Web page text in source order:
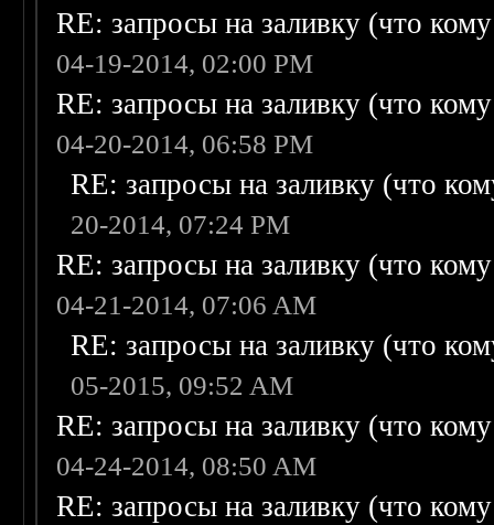
RE: запросы на заливку (что
04-19-2014, 02:00 PM
RE: запросы на заливку (что
04-20-2014, 06:58 PM
RE: запросы на заливку (что
20-2014, 07:24 PM
RE: запросы на заливку (что
04-21-2014, 07:06 AM
RE: запросы на заливку (что
05-2015, 09:52 AM
RE: запросы на заливку (что
04-24-2014, 08:50 AM
RE: запросы на заливку (что